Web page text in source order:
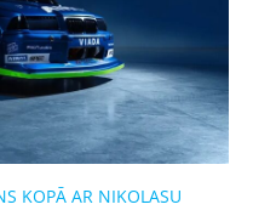
KOPĀ AR NIKOLASU